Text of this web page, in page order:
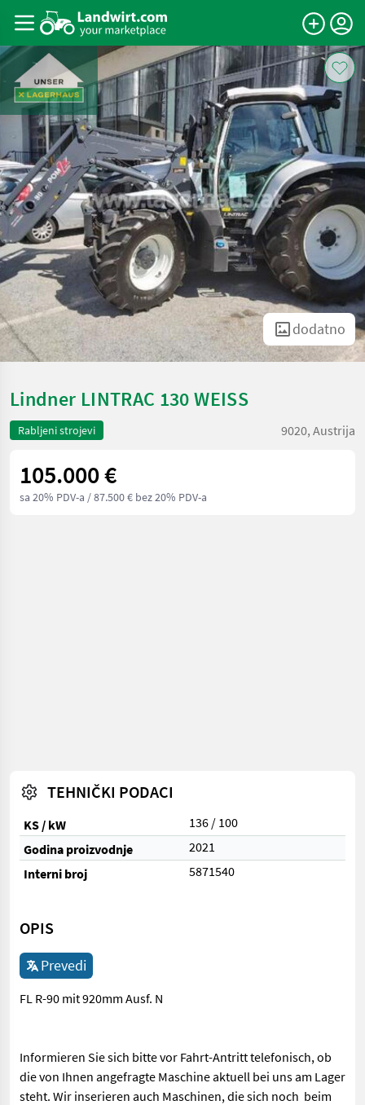
dodatno
Lindner LINTRAC 130 WEISS
Rabljeni strojevi 9020, Austrija
105.000 €
sa 20% PDV-a / 87.500 € bez 20% PDV-a
TEHNIČKI PODACI
KS / kW
136 / 100
Godina proizvodnje
2021
Interni broj
5871540
OPIS
Prevedi
FL R-90 mit 920mm Ausf. N
Informieren Sie sich bitte vor Fahrt-Antritt telefonisch, ob
die von Ihnen angefragte Maschine aktuell bei uns am Lager
steht. Wir inserieren auch Maschinen, die sich noch beim